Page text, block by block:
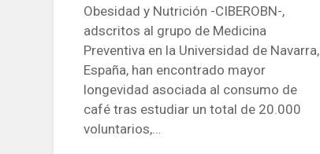
Obesidad y Nutrición -CIBEROBN-,
adscritos al grupo de Medicina
Preventiva en la Universidad de Navarra,
España, han encontrado mayor
longevidad asociada al consumo de
café tras estudiar un total de 20.000
voluntarios,…